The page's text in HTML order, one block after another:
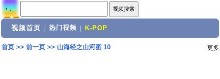
视频首页 热门视频 K-POP
首页>> 前一页>> 山海经之山河图 10 更多